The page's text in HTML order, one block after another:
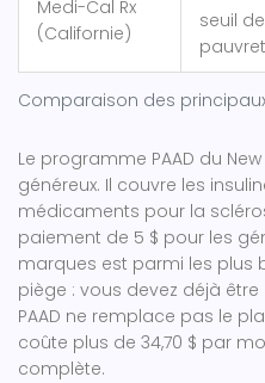
Comparaison des
Medi-Cal Rx
(Californie)
seuil de
Le programme PAAD du
généreux. Il couvre les
médicaments pour la
paiement de 5 $ pour les
marques est parmi les plus
piège : vous devez déjà être
PAAD ne remplace pas le
coûte plus de 34,70 $ par
complète.